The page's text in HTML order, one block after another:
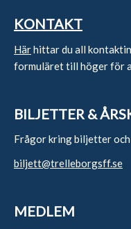
KONTAKT
Härhittar du all
formuläret till höger för
BILJETTER &
Frågor kring biljetter
biljett@trelleborgsff.se
MEDLEM